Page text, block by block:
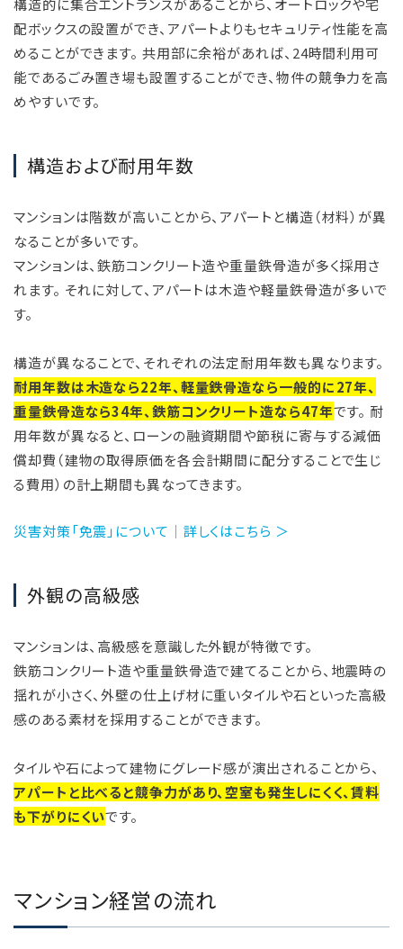
構造的に集合エントランスがあることから、オートロックや宅
配ボックスの設置ができ、アパートよりもセキュリティ性能を高
めることができます。 共用部に余裕があれば、24時間利用可
能であるごみ置き場も設置することができ、物件の競争力を高
めやすいです。
構造および耐用年数
マンションは階数が高いことから、アパートと構造（材料）が異
なることが多いです。
マンションは、鉄筋コンクリート造や重量鉄骨造が多く採用さ
れます。 それに対して、アパートは木造や軽量鉄骨造が多いで
す。
構造が異なることで、それぞれの法定耐用年数も異なります。
耐用年数は木造なら22年、軽量鉄骨造なら一般的に27年、
重量鉄骨造なら34年、鉄筋コンクリート造なら47年です。 耐
用年数が異なると、ローンの融資期間や節税に寄与する減価
償却費（建物の取得原価を各会計期間に配分することで生じ
る費用）の計上期間も異なってきます。
災害対策「免震」について｜詳しくはこちら ＞
外観の高級感
マンションは、高級感を意識した外観が特徴です。
鉄筋コンクリート造や重量鉄骨造で建てることから、地震時の
揺れが小さく、外壁の仕上げ材に重いタイルや石といった高級
感のある素材を採用することができます。
タイルや石によって建物にグレード感が演出されることから、
アパートと比べると競争力があり、空室も発生しにくく、賃料
も下がりにくいです。
マンション経営の流れ